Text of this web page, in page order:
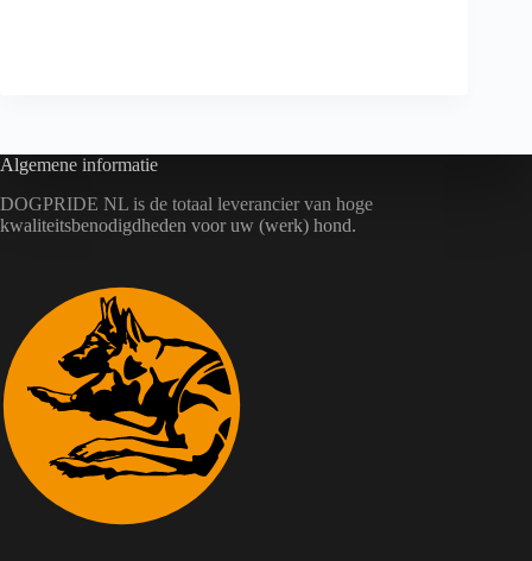
Algemene informatie
DOGPRIDE NL is de totaal leverancier van hoge
kwaliteitsbenodigdheden voor uw (werk) hond.